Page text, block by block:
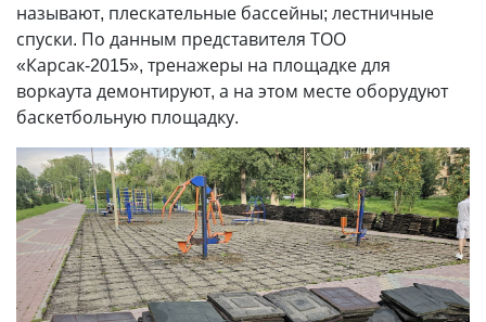
называют, плескательные бассейны; лестничные
спуски. По данным представителя ТОО
«Карсак-2015», тренажеры на площадке для
воркаута демонтируют, а на этом месте оборудуют
баскетбольную площадку.